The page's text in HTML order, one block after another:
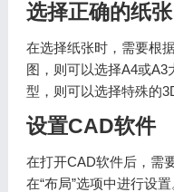
选择正确的纸张
在选择纸张时，需要根
图，则可以选择A4或A3
型，则可以选择特殊的
设置CAD软件
在打开CAD软件后，需
在“布局”选项中进行设